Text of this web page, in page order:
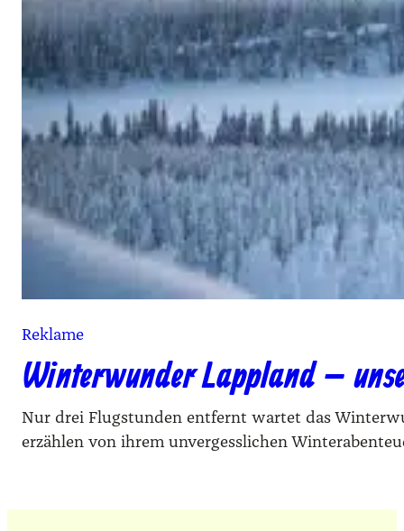
Reklame
Winterwunder Lappland –
Nur drei Flugstunden entfernt wartet das
erzählen von ihrem unvergesslichen